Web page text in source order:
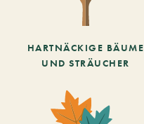
HARTNÄCKIGE BÄUME
UND STRÄUCHER